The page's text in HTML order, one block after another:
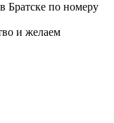
Братске по номеру
и желаем